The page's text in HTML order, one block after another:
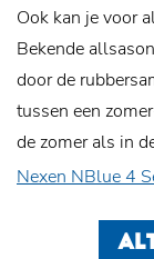
Ook kan je voor
Bekende
door de
tussen een
de zomer als in
Nexen NBlue 4